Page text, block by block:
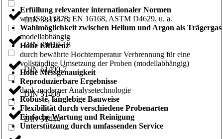
DIN 38414-17
DIN 38414-18
DIN 51400-7
DIN 51408
DIN 51444
Erfüllung relevanter internationaler Normen
wie ISO 13878, EN 16168, ASTM D4629, u. a.
Wahlmöglichkeit zwischen Helium und Argon als Trägergas
modellabhängig
Hohe Effizienz
durch bewährte Hochtemperatur Verbrennung für eine
vollständige Umsetzung der Proben (modellabhängig)
Hohe Messgenauigkeit
Reproduzierbare Ergebnisse
dank moderner Analysetechnologie
Robuste, langlebige Bauweise
Flexibilität durch verschiedene Probenarten
Einfache Wartung und Reinigung
Unterstützung durch umfassenden Service